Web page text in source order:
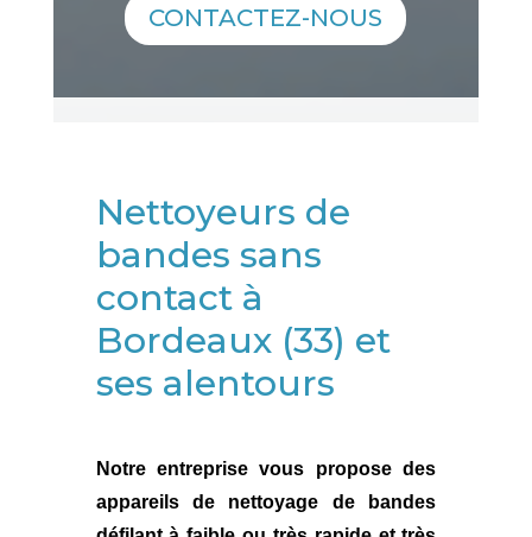
CONTACTEZ-NOUS
Nettoyeurs de
bandes sans
contact à
Bordeaux (33) et
ses alentours
Notre entreprise vous propose des
appareils de nettoyage de bandes